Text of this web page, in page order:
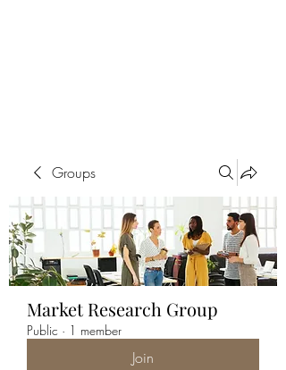
Groups
Market Research Group
Public · 1 member
Join